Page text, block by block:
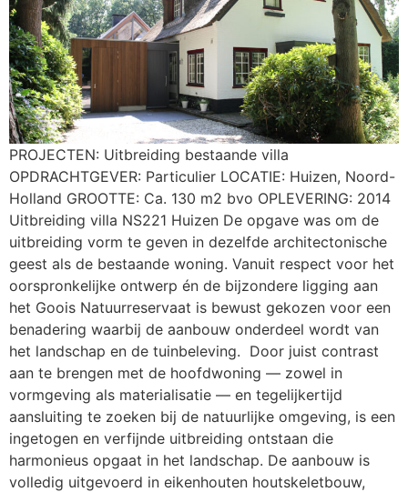
PROJECTEN: Uitbreiding bestaande villa
OPDRACHTGEVER: Particulier LOCATIE: Huizen, Noord-
Holland GROOTTE: Ca. 130 m2 bvo OPLEVERING: 2014
Uitbreiding villa NS221 Huizen De opgave was om de
uitbreiding vorm te geven in dezelfde architectonische
geest als de bestaande woning. Vanuit respect voor het
oorspronkelijke ontwerp én de bijzondere ligging aan
het Goois Natuurreservaat is bewust gekozen voor een
benadering waarbij de aanbouw onderdeel wordt van
het landschap en de tuinbeleving. Door juist contrast
aan te brengen met de hoofdwoning — zowel in
vormgeving als materialisatie — en tegelijkertijd
aansluiting te zoeken bij de natuurlijke omgeving, is een
ingetogen en verfijnde uitbreiding ontstaan die
harmonieus opgaat in het landschap. De aanbouw is
volledig uitgevoerd in eikenhouten houtskeletbouw,